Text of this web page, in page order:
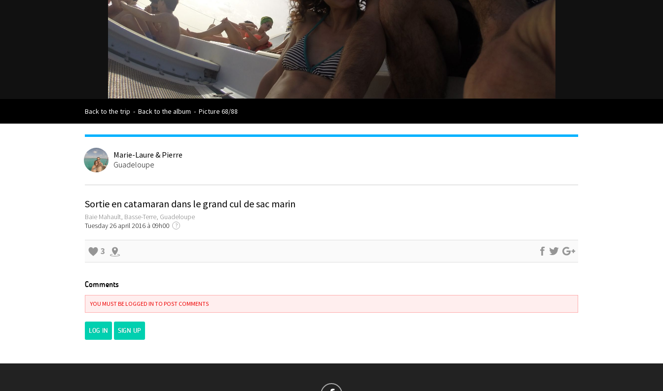
Back to the trip - Back to the album - Picture 68/88
Marie-Laure & Pierre
Guadeloupe
Sortie en catamaran dans le grand cul de sac marin
Baie Mahault, Basse-Terre, Guadeloupe
Tuesday 26 april 2016 à 09h00
?
3
Comments
YOU MUST BE LOGGED IN TO POST COMMENTS
LOG IN SIGN UP